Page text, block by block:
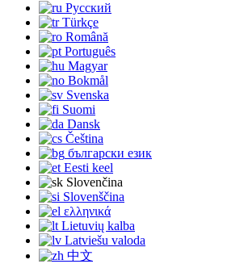
Русский
Türkçe
Română
Português
Magyar
Bokmål
Svenska
Suomi
Dansk
Čeština
български език
Eesti keel
Slovenčina
Slovenščina
ελληνικά
Lietuvių kalba
Latviešu valoda
中文